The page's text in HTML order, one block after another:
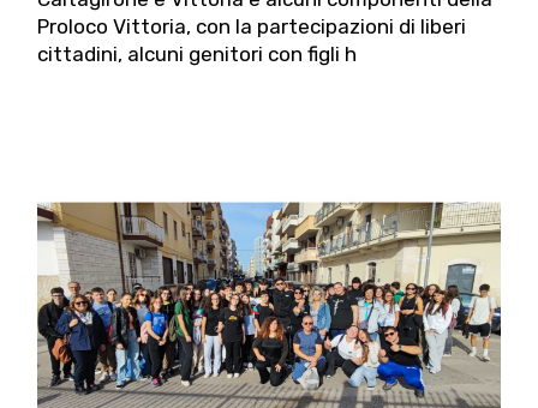
Proloco Vittoria, con la partecipazioni di liberi
cittadini, alcuni genitori con figli h